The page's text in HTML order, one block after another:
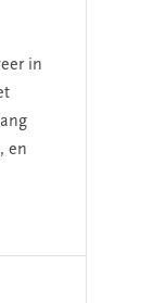
in
en